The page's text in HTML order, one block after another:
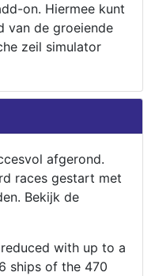
on. Hiermee kunt
van de groeiende
zeil simulator
afgerond.
races gestart met
Bekijk de
with up to a
ships of the 470